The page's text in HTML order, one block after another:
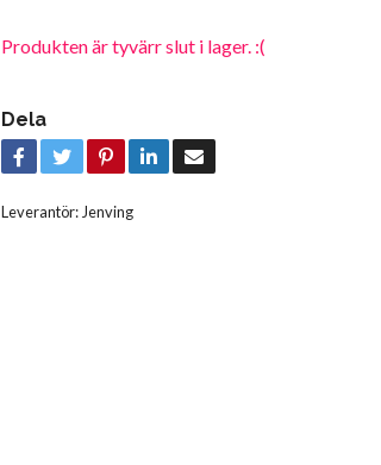
Produkten är tyvärr slut i lager. :(
Dela
Leverantör: Jenving